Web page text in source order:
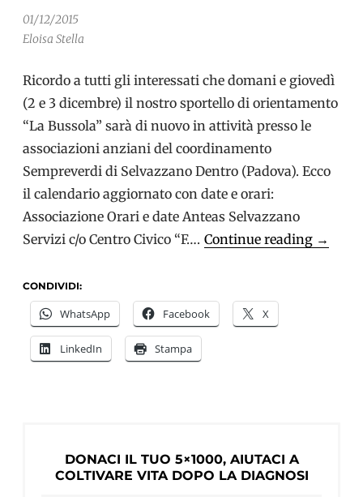
01/12/2015
Eloisa Stella
Ricordo a tutti gli interessati che domani e giovedì
(2 e 3 dicembre) il nostro sportello di orientamento
“La Bussola” sarà di nuovo in attività presso le
associazioni anziani del coordinamento
Sempreverdi di Selvazzano Dentro (Padova). Ecco
il calendario aggiornato con date e orari:
Associazione Orari e date Anteas Selvazzano
Servizi c/o Centro Civico “F…. Continue reading →
CONDIVIDI:
WhatsApp Facebook X
LinkedIn Stampa
DONACI IL TUO 5×1000, AIUTACI A
COLTIVARE VITA DOPO LA DIAGNOSI